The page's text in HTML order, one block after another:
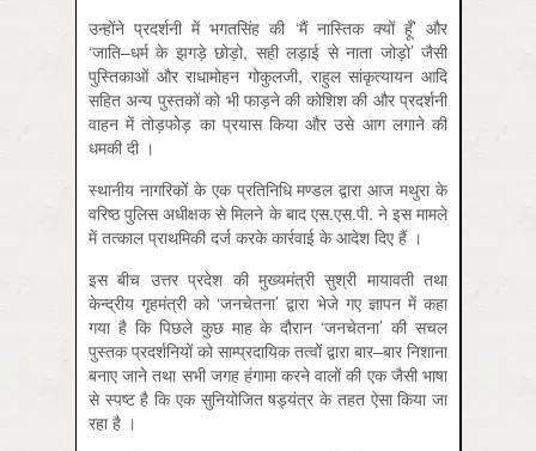
उन्होंने प्रदर्शनी में भगतसिंह की ‘मैं नास्तिक क्यों हूँ’ और
‘जाति–धर्म के झगड़े छोड़ो, सही लड़ाई से नाता जोड़ो’ जैसी
पुस्तिकाओं और राधामोहन गोकुलजी, राहुल सांकृत्यायन आदि
सहित अन्य पुस्तकों को भी फाड़ने की कोशिश की और प्रदर्शनी
वाहन में तोड़फोड़ का प्रयास किया और उसे आग लगाने की
धमकी दी ।
स्थानीय नागरिकों के एक प्रतिनिधि मण्डल द्वारा आज मथुरा के
वरिष्ठ पुलिस अधीक्षक से मिलने के बाद एस.एस.पी. ने इस मामले
में तत्काल प्राथमिकी दर्ज करके कार्रवाई के आदेश दिए हैं ।
इस बीच उत्तर प्रदेश की मुख्यमंत्री सुश्री मायावती तथा
केन्द्रीय गृहमंत्री को ‘जनचेतना’ द्वारा भेजे गए ज्ञापन में कहा
गया है कि पिछले कुछ माह के दौरान ‘जनचेतना’ की सचल
पुस्तक प्रदर्शनियों को साम्प्रदायिक तत्वों द्वारा बार–बार निशाना
बनाए जाने तथा सभी जगह हंगामा करने वालों की एक जैसी भाषा
से स्पष्ट है कि एक सुनियोजित षड्यंत्र के तहत ऐसा किया जा
रहा है ।